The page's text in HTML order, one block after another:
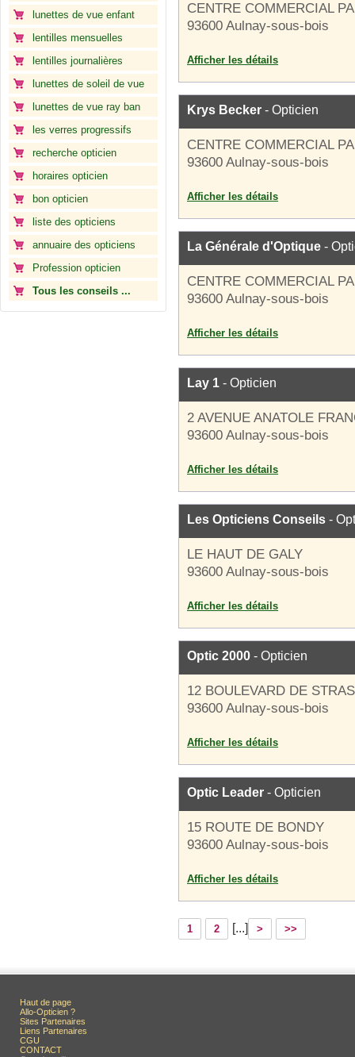
lunettes de vue enfant
lentilles mensuelles
lentilles journalières
lunettes de soleil de vue
lunettes de vue ray ban
les verres progressifs
recherche opticien
horaires opticien
bon opticien
liste des opticiens
annuaire des opticiens
Profession opticien
Tous les conseils ...
CENTRE COMMERCIAL
93600 Aulnay-sous-bois
Afficher les détails
Krys Becker - Opticien
CENTRE COMMERCIAL
93600 Aulnay-sous-bois
Afficher les détails
La Générale d'Optique -
CENTRE COMMERCIAL
93600 Aulnay-sous-bois
Afficher les détails
Lay 1 - Opticien
2 AVENUE ANATOLE
93600 Aulnay-sous-bois
Afficher les détails
Les Opticiens Conseils -
LE HAUT DE GALY
93600 Aulnay-sous-bois
Afficher les détails
Optic 2000 - Opticien
12 BOULEVARD DE
93600 Aulnay-sous-bois
Afficher les détails
Optic Leader - Opticien
15 ROUTE DE BONDY
93600 Aulnay-sous-bois
Afficher les détails
1 2 [...] > >>
Haut de page
Allo-Opticien ?
Sites Partenaires
Liens Partenaires
CGU
CONTACT